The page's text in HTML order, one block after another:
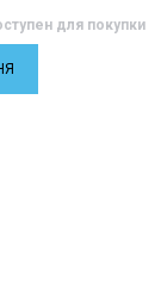
для покупки